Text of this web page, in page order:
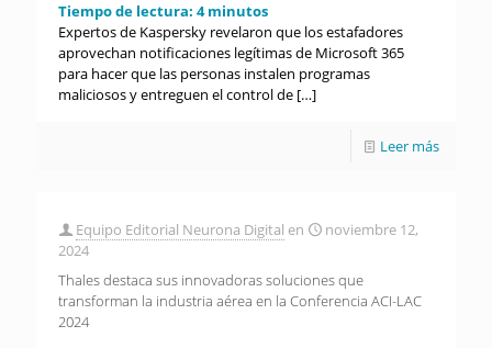
Tiempo de lectura: 4 minutos
Expertos de Kaspersky revelaron que los estafadores
aprovechan notificaciones legítimas de Microsoft 365
para hacer que las personas instalen programas
maliciosos y entreguen el control de […]
Leer más
Equipo Editorial Neurona Digital en
noviembre 12,
2024
Thales destaca sus innovadoras soluciones que
transforman la industria aérea en la Conferencia ACI-LAC
2024